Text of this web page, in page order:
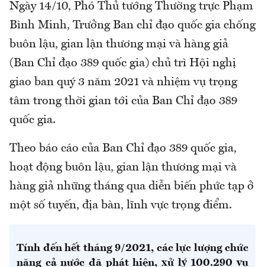
Ngày 14/10, Phó Thủ tướng Thường trực Phạm
Bình Minh, Trưởng Ban chỉ đạo quốc gia chống
buôn lậu, gian lận thương mại và hàng giả
(Ban Chỉ đạo 389 quốc gia) chủ trì Hội nghị
giao ban quý 3 năm 2021 và nhiệm vụ trọng
tâm trong thời gian tới của Ban Chỉ đạo 389
quốc gia.
Theo báo cáo của Ban Chỉ đạo 389 quốc gia,
hoạt động buôn lậu, gian lận thương mại và
hàng giả những tháng qua diễn biến phức tạp ở
một số tuyến, địa bàn, lĩnh vực trọng điểm.
Tính đến hết tháng 9/2021, các lực lượng chức
năng cả nước đã phát hiện, xử lý 100.290 vụ